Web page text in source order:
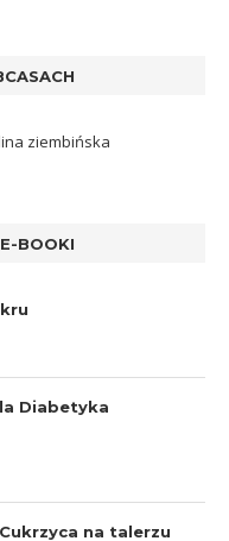
BOOKI
Diabetyka
na talerzu